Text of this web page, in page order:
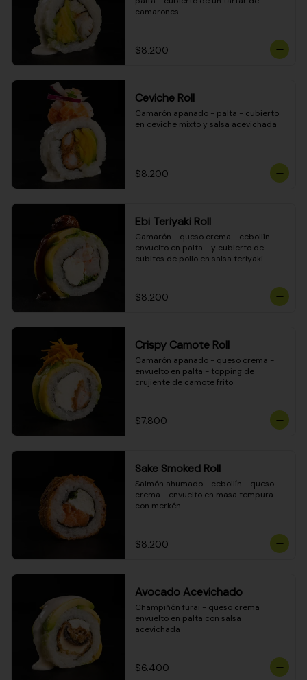
camarones
$8.200
Ceviche Roll
Camarón apanado - palta - cubierto
en ceviche mixto y salsa acevichada
$8.200
Ebi Teriyaki Roll
Camarón - queso crema - cebollín -
envuelto en palta - y cubierto de
cubitos de pollo en salsa teriyaki
$8.200
Crispy Camote Roll
Camarón apanado - queso crema -
envuelto en palta - topping de
crujiente de camote frito
$7.800
Sake Smoked Roll
Salmón ahumado - cebollín - queso
crema - envuelto en masa tempura
con merkén
$8.200
Avocado Acevichado
Champiñón furai - queso crema
envuelto en palta con salsa
acevichada
$6.400